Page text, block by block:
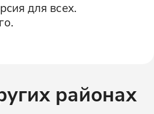
для всех.
районах